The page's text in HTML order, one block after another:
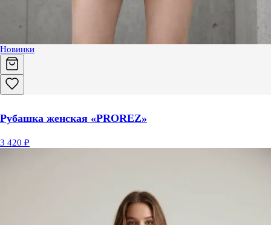
Новинки
Рубашка женская «PROREZ»
3 420 ₽